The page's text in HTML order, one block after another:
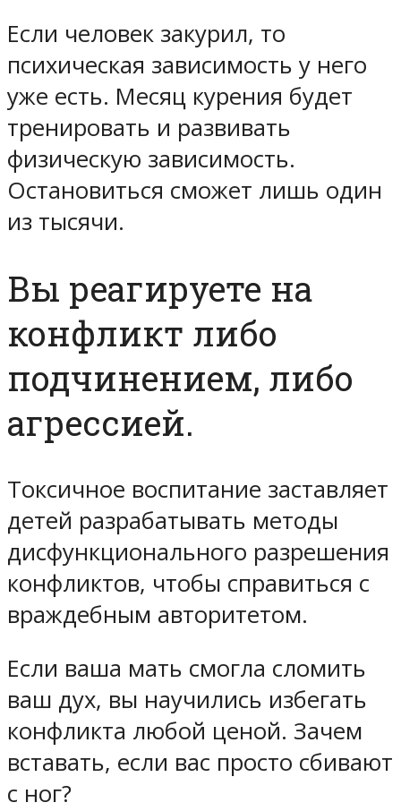
Если человек закурил, то
психическая зависимость у него
уже есть. Месяц курения будет
тренировать и развивать
физическую зависимость.
Остановиться сможет лишь один
из тысячи.
Вы реагируете на
конфликт либо
подчинением, либо
агрессией.
Токсичное воспитание заставляет
детей разрабатывать методы
дисфункционального разрешения
конфликтов, чтобы справиться с
враждебным авторитетом.
Если ваша мать смогла сломить
ваш дух, вы научились избегать
конфликта любой ценой. Зачем
вставать, если вас просто сбивают
с ног?